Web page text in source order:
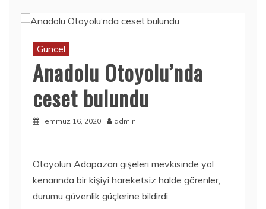
Güncel
Anadolu Otoyolu’nda
ceset bulundu
Temmuz 16, 2020 admin
Otoyolun Adapazarı gişeleri mevkisinde yol
kenarında bir kişiyi hareketsiz halde görenler,
durumu güvenlik güçlerine bildirdi.